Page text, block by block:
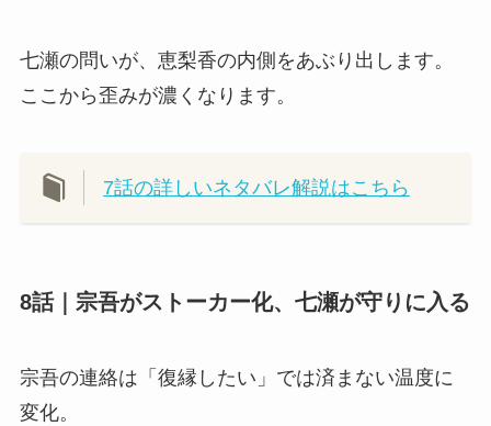
七瀬の問いが、恵梨香の内側をあぶり出します。
ここから歪みが濃くなります。
7話の詳しいネタバレ解説はこちら
8話｜宗吾がストーカー化、七瀬が守りに入る
宗吾の連絡は「復縁したい」では済まない温度に
変化。